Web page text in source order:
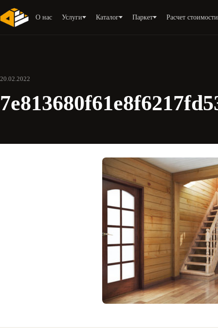
О нас Услуги Каталог Паркет Расчет стоимости
20.02.2022